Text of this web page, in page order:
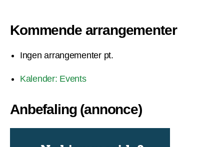
Kommende arrangementer
Ingen arrangementer pt.
Kalender: Events
Anbefaling (annonce)